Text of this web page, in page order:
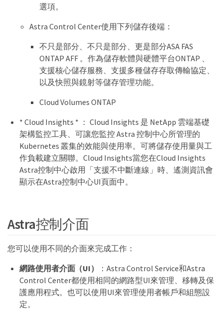
選項。
Astra Control Center使用下列儲存後端：
不只是部分、不只是部分、更是部分ASA FAS
ONTAP AFF 。作為儲存軟體與硬體平台ONTAP 、
支援核心儲存服務、支援多種儲存存取傳輸協定、
以及快照與鏡射等儲存管理功能。
Cloud Volumes ONTAP
* Cloud Insights * ： Cloud Insights 是 NetApp 雲端基礎
架構監控工具、可讓您監控 Astra 控制中心所管理的
Kubernetes 叢集的效能與使用率。可將儲存使用量與工
作負載建立關聯。Cloud Insights當您在Cloud Insights
Astra控制中心啟用「支援不中斷連線」時、遙測資訊會
顯示在Astra控制中心UI頁面中。
Astra控制介面
您可以使用不同的介面來完成工作：
網路使用者介面（UI）
：Astra Control Service和Astra
Control Center都使用相同的網路型UI來管理、移轉及保
護應用程式。也可以使用UI來管理使用者帳戶和組態設
定。